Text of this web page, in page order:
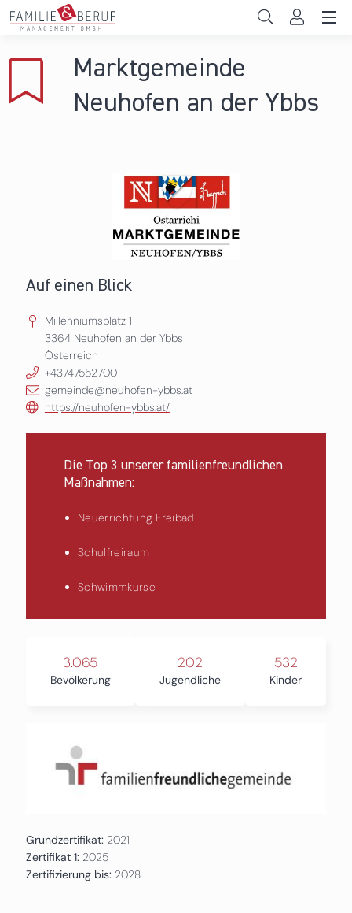
Direkt zum Inhalt
Gemeinden
Marktgemeinde
Neuhofen an der Ybbs
Auf einen Blick
Millenniumsplatz 1
3364 Neuhofen an der Ybbs
Österreich
+43747552700
gemeinde@neuhofen-ybbs.at
https://neuhofen-ybbs.at/
Die Top 3 unserer familienfreundlichen
Maßnahmen:
Neuerrichtung Freibad
Schulfreiraum
Schwimmkurse
3.065
Bevölkerung
202
Jugendliche
532
Kinder
Grundzertifikat: 2021
Zertifikat 1: 2025
Zertifizierung bis: 2028